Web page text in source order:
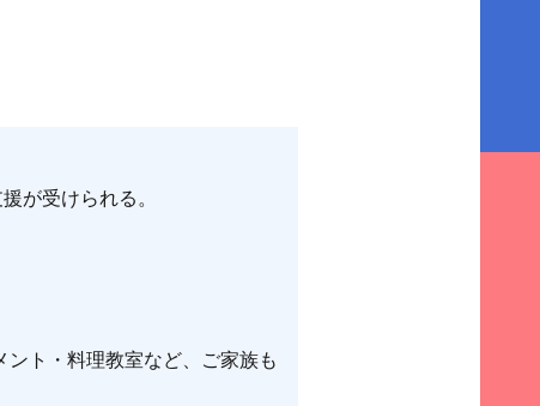
が受けられる。
ト・料理教室など、ご家族も